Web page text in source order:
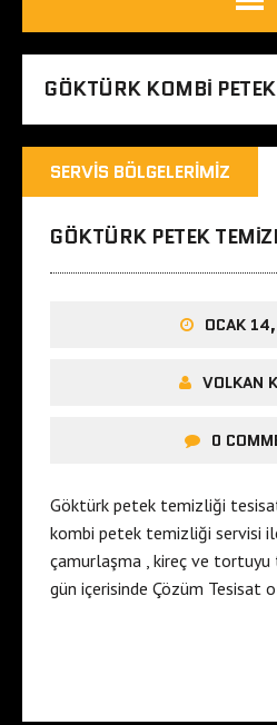
GÖKTÜRK KOMBI
SERVIS BÖLGELERIMIZ
GÖKTÜRK PETEK
OCAK
VOLKAN
0
Göktürk petek temizliği
kombi petek temizliği servisi
çamurlaşma , kireç ve tortuyu
gün içerisinde Çözüm Tesisat